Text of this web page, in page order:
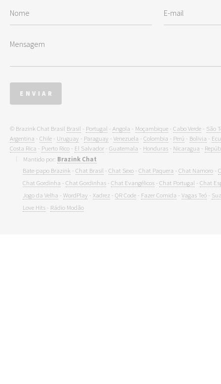
© Brazink Chat Brasil Brasil - Portugal - Angola - Moçambique - Cabo Verde - São
Argentina - Chile - Uruguay - Paraguay - Venezuela - Colombia - Perú - Bolivia -
Costa Rica - Puerto Rico - El Salvador - Guatemala - Honduras - Nicaragua -
Mantido por: Brazink Chat
Bate-papo Brazink - Chat Brasil - Chat Sexo- Chat Paquera - Chat Namoro-
Chat Gordinha - Chat Gordinhas- Chat Evangélicos- Chat Portugal - Chat
Jogo da Velha - WordPlay - Xadrez- QR Code- Fazer Comida - Vagas Teó-
Love Hits- Rádio Modão